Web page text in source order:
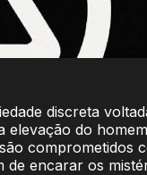
discreta
do
comprometidos
de encarar os